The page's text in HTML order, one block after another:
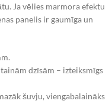
Ja vēlies marmora efektu
panelis ir gaumīga un
dzīsām – izteiksmīgs
šuvju, viengabalaināks